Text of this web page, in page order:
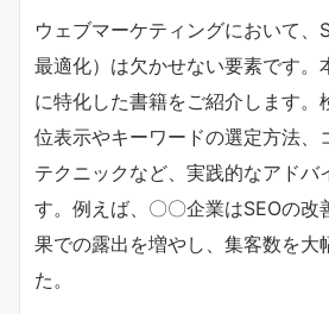
ウェブマーケティングにおいて、
最適化）は欠かせない要素です。
に特化した書籍をご紹介します。
位表示やキーワードの選定方法、
テクニックなど、実践的なアドバ
す。例えば、〇〇企業はSEOの改
果での露出を増やし、集客数を大
た。